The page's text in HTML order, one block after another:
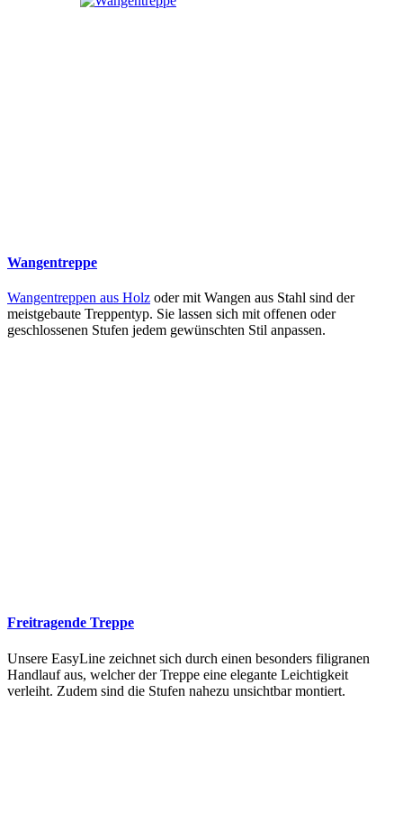
Wangentreppe
Wangentreppen aus Holz oder mit Wangen aus Stahl sind der
meistgebaute Treppentyp. Sie lassen sich mit offenen oder
geschlossenen Stufen jedem gewünschten Stil anpassen.
Freitragende Treppe
Unsere EasyLine zeichnet sich durch einen besonders filigranen
Handlauf aus, welcher der Treppe eine elegante Leichtigkeit
verleiht. Zudem sind die Stufen nahezu unsichtbar montiert.